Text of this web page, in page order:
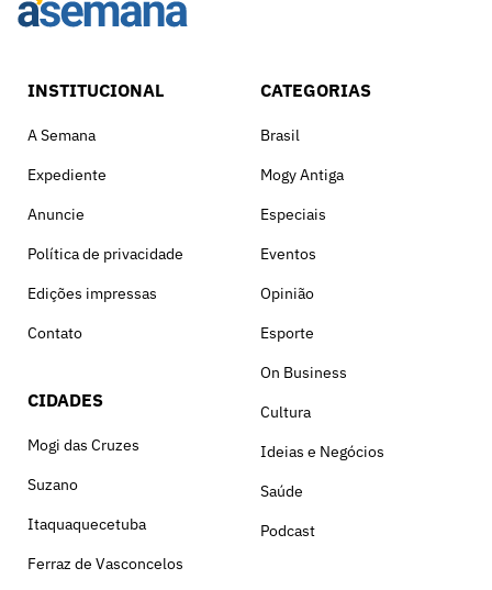
INSTITUCIONAL
A Semana
Expediente
Anuncie
Política de privacidade
Edições impressas
Contato
CIDADES
Mogi das Cruzes
Suzano
Itaquaquecetuba
Ferraz de Vasconcelos
CATEGORIAS
Brasil
Mogy Antiga
Especiais
Eventos
Opinião
Esporte
On Business
Cultura
Ideias e Negócios
Saúde
Podcast